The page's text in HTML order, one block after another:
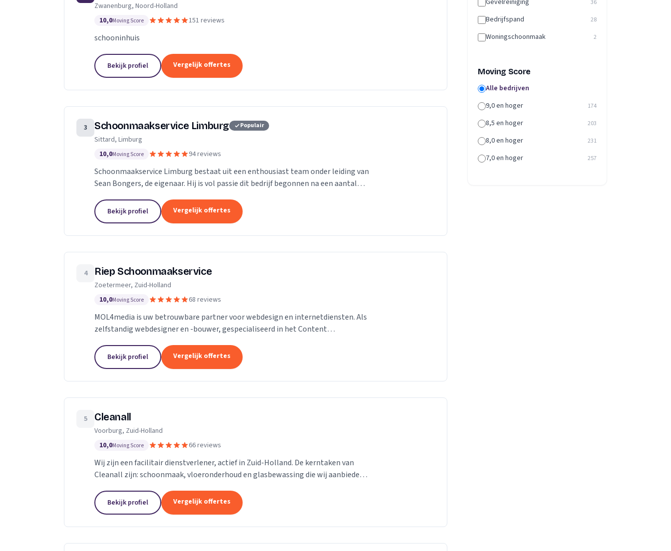
technieken en een persoonlijke aanpak die ons onderscheidt.
Zwanenburg, Noord-Holland
10,0Moving Score 151 reviews
schooninhuis
Bekijk profiel Vergelijk offertes
3 Schoonmaakservice Limburg Populair
Sittard, Limburg
10,0Moving Score 94 reviews
Schoonmaakservice Limburg bestaat uit een enthousiast team onder leiding van
Sean Bongers, de eigenaar. Hij is vol passie dit bedrijf begonnen na een aantal
Bekijk profiel Vergelijk offertes
4 Riep Schoonmaakservice
Zoetermeer, Zuid-Holland
10,0Moving Score 68 reviews
MOL4media is uw betrouwbare partner voor webdesign en internetdiensten. Als
zelfstandig webdesigner en -bouwer, gespecialiseerd in het Content
Bekijk profiel Vergelijk offertes
5 Cleanall
Voorburg, Zuid-Holland
10,0Moving Score 66 reviews
Wij zijn een facilitair dienstverlener, actief in Zuid-Holland. De kerntaken van
Cleanall zijn: schoonmaak, vloeronderhoud en glasbewassing die wij aanbieden
Bekijk profiel Vergelijk offertes
Gevelreiniging 36
Bedrijfspand 28
Woningschoonmaak 2
Moving Score
Alle bedrijven
9,0 en hoger
174
8,5 en hoger 203
8,0 en hoger 231
7,0 en hoger 257